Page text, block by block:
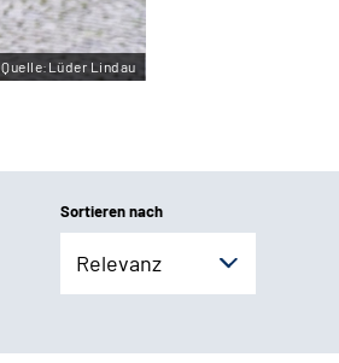
Quelle:Lüder Lindau
Sortieren nach
Relevanz